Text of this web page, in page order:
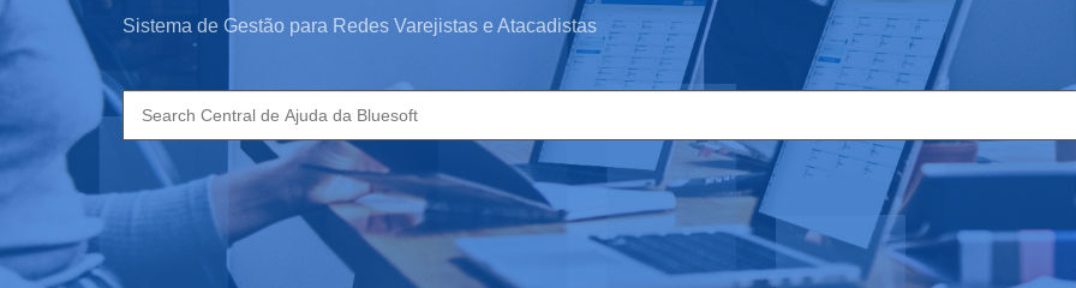
Sistema de Gestão para Redes Varejistas e Atacadistas
Search
for: